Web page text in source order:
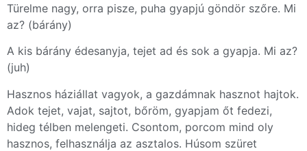
Türelme nagy, orra pisze, puha gyapjú göndör szőre. Mi
az? (bárány)
A kis bárány édesanyja, tejet ad és sok a gyapja. Mi az?
(juh)
Hasznos háziállat vagyok, a gazdámnak hasznot hajtok.
Adok tejet, vajat, sajtot, bőröm, gyapjam őt fedezi,
hideg télben melengeti. Csontom, porcom mind oly
hasznos, felhasználja az asztalos. Húsom szüret